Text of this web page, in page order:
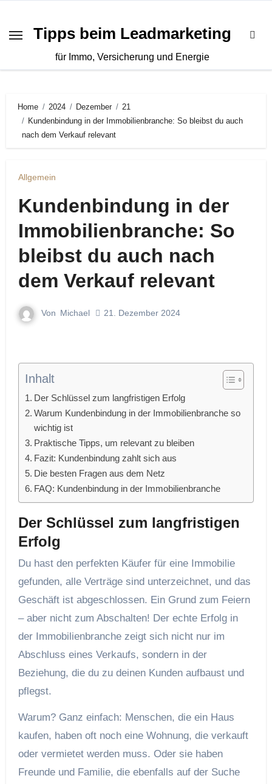
springenTipps beim Leadmarketing
für Immo, Versicherung und Energie
Home 2024 Dezember
21
Kundenbindung in der Immobilienbranche: So bleibst du auch
nach dem Verkauf relevant
Allgemein
Kundenbindung in der
Immobilienbranche: So
bleibst du auch nach
dem Verkauf relevant
Von Michael 21. Dezember 2024
Inhalt
Der Schlüssel zum langfristigen Erfolg
Warum Kundenbindung in der Immobilienbranche so
wichtig ist
Praktische Tipps, um relevant zu bleiben
Fazit: Kundenbindung zahlt sich aus
Die besten Fragen aus dem Netz
FAQ: Kundenbindung in der Immobilienbranche
Der Schlüssel zum langfristigen
Erfolg
Du hast den perfekten Käufer für eine Immobilie
gefunden, alle Verträge sind unterzeichnet, und das
Geschäft ist abgeschlossen. Ein Grund zum Feiern
– aber nicht zum Abschalten! Der echte Erfolg in
der Immobilienbranche zeigt sich nicht nur im
Abschluss eines Verkaufs, sondern in der
Beziehung, die du zu deinen Kunden aufbaust und
pflegst.
Warum? Ganz einfach: Menschen, die ein Haus
kaufen, haben oft noch eine Wohnung, die verkauft
oder vermietet werden muss. Oder sie haben
Freunde und Familie, die ebenfalls auf der Suche